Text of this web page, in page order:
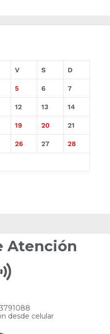
V S D
5 6 7
12 13 14
19 20 21
26 27 28
Atención
desde celular